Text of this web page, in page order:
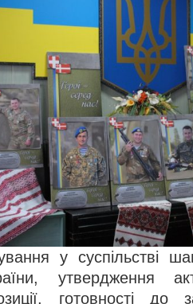
у суспільстві
утвердження
готовності до